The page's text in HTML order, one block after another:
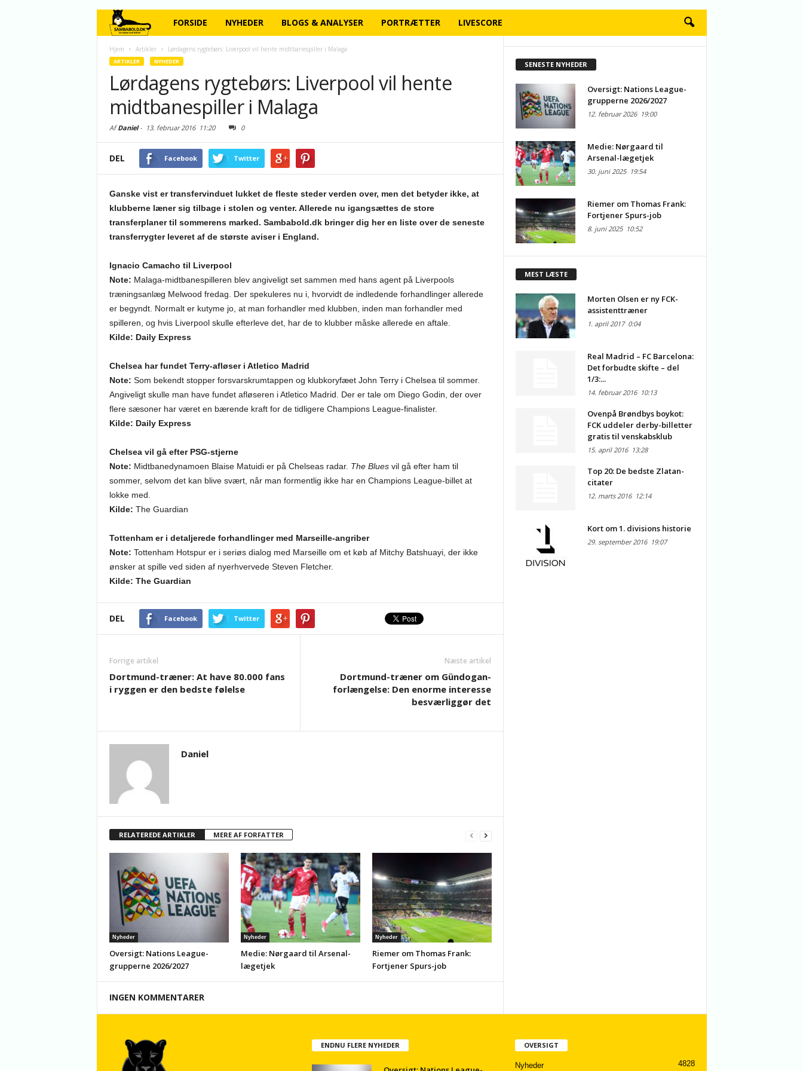
FORSIDE NYHEDER BLOGS & ANALYSER PORTRÆTTER LIVESCORE
Hjem Artikler Lørdagens rygtebørs: Liverpool vil hente midtbanespiller i Malaga
ARTIKLER NYHEDER
Lørdagens rygtebørs: Liverpool vil hente
midtbanespiller i Malaga
AfDaniel- 13. februar 201611:20 0
DEL Facebook Twitter
Ganske vist er transfervinduet lukket de fleste steder verden over, men det betyder ikke, at
klubberne læner sig tilbage i stolen og venter. Allerede nu igangsættes de store
transferplaner til sommerens marked. Sambabold.dk bringer dig her en liste over de seneste
transferrygter leveret af de største aviser i England.
Ignacio Camacho til Liverpool
Note: Malaga-midtbanespilleren blev angiveligt set sammen med hans agent på Liverpools
træningsanlæg Melwood fredag. Der spekuleres nu i, hvorvidt de indledende forhandlinger allerede
er begyndt. Normalt er kutyme jo, at man forhandler med klubben, inden man forhandler med
spilleren, og hvis Liverpool skulle efterleve det, har de to klubber måske allerede en aftale.
Kilde: Daily Express
Chelsea har fundet Terry-afløser i Atletico Madrid
Note: Som bekendt stopper forsvarskrumtappen og klubkoryfæet John Terry i Chelsea til sommer.
Angiveligt skulle man have fundet afløseren i Atletico Madrid. Der er tale om Diego Godin, der over
flere sæsoner har været en bærende kraft for de tidligere Champions League-finalister.
Kilde: Daily Express
Chelsea vil gå efter PSG-stjerne
Note: Midtbanedynamoen Blaise Matuidi er på Chelseas radar. The Blues vil gå efter ham til
sommer, selvom det kan blive svært, når man formentlig ikke har en Champions League-billet at
lokke med.
Kilde: The Guardian
Tottenham er i detaljerede forhandlinger med Marseille-angriber
Note: Tottenham Hotspur er i seriøs dialog med Marseille om et køb af Mitchy Batshuayi, der ikke
ønsker at spille ved siden af nyerhvervede Steven Fletcher.
Kilde: The Guardian
DEL Facebook Twitter
Forrige artikel
Dortmund-træner: At have 80.000 fans
i ryggen er den bedste følelse
Næste artikel
Dortmund-træner om Gündogan-
forlængelse: Den enorme interesse
besværliggør det
Daniel
RELATEREDE ARTIKLER MERE AF FORFATTER
Nyheder
Oversigt: Nations League-
grupperne 2026/2027
Nyheder
Medie: Nørgaard til Arsenal-
lægetjek
Nyheder
Riemer om Thomas Frank:
Fortjener Spurs-job
INGEN KOMMENTARER
SENESTE NYHEDER
Oversigt: Nations League-
grupperne 2026/2027
12. februar 202619:00
Medie: Nørgaard til
Arsenal-lægetjek
30. juni 202519:54
Riemer om Thomas Frank:
Fortjener Spurs-job
8. juni 202510:52
MEST LÆSTE
Morten Olsen er ny FCK-
assistenttræner
1. april 20170:04
Real Madrid – FC Barcelona:
Det forbudte skifte – del
1/3:...
14. februar 201610:13
Ovenpå Brøndbys boykot:
FCK uddeler derby-billetter
gratis til venskabsklub
15. april 201613:28
Top 20: De bedste Zlatan-
citater
12. marts 201612:14
Kort om 1. divisions historie
29. september 201619:07
ENDNU FLERE NYHEDER OVERSIGT
Nyheder 4828